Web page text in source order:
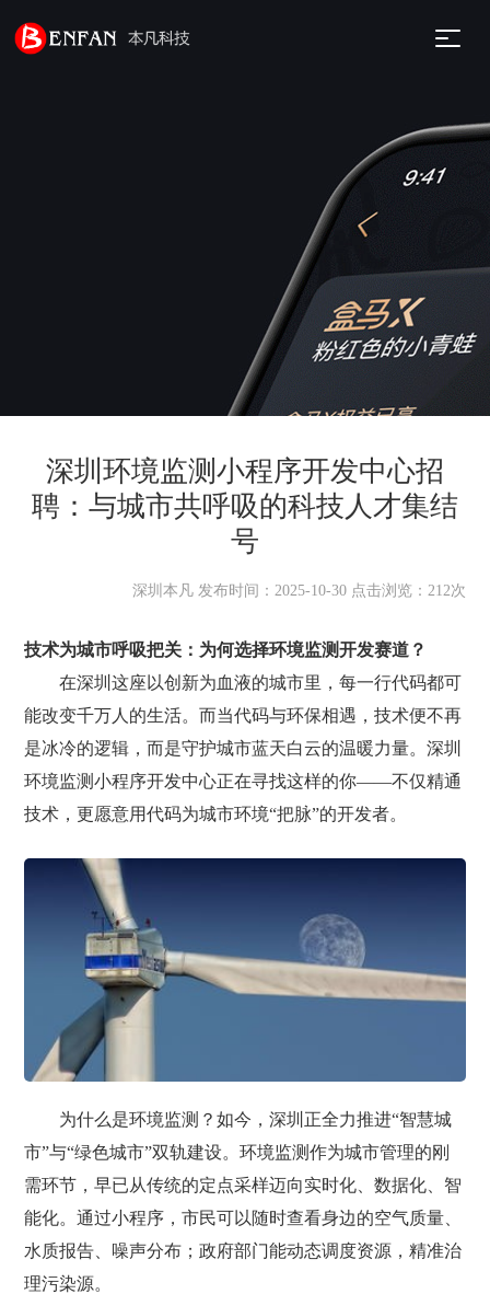
深圳环境监测小程序开发中心招
聘：与城市共呼吸的科技人才集结
号
深圳本凡 发布时间：2025-10-30 点击浏览：212次
技术为城市呼吸把关：为何选择环境监测开发赛道？
在深圳这座以创新为血液的城市里，每一行代码都可
能改变千万人的生活。而当代码与环保相遇，技术便不再
是冰冷的逻辑，而是守护城市蓝天白云的温暖力量。深圳
环境监测小程序开发中心正在寻找这样的你——不仅精通
技术，更愿意用代码为城市环境“把脉”的开发者。
为什么是环境监测？如今，深圳正全力推进“智慧城
市”与“绿色城市”双轨建设。环境监测作为城市管理的刚
需环节，早已从传统的定点采样迈向实时化、数据化、智
能化。通过小程序，市民可以随时查看身边的空气质量、
水质报告、噪声分布；政府部门能动态调度资源，精准治
理污染源。